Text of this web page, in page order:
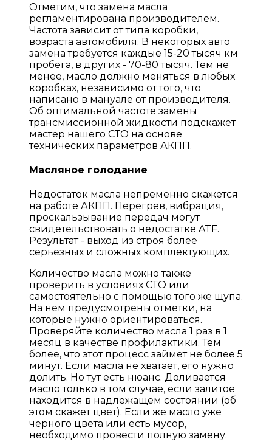
Отметим, что замена масла
регламентирована производителем.
Частота зависит от типа коробки,
возраста автомобиля. В некоторых авто
замена требуется каждые 15-20 тысяч км
пробега, в других - 70-80 тысяч. Тем не
менее, масло должно меняться в любых
коробках, независимо от того, что
написано в мануале от производителя.
Об оптимальной частоте замены
трансмиссионной жидкости подскажет
мастер нашего СТО на основе
технических параметров АКПП.
Масляное голодание
Недостаток масла непременно скажется
на работе АКПП. Перегрев, вибрация,
проскальзывание передач могут
свидетельствовать о недостатке ATF.
Результат - выход из строя более
серьезных и сложных комплектующих.
Количество масла можно также
проверить в условиях СТО или
самостоятельно с помощью того же щупа.
На нем предусмотрены отметки, на
которые нужно ориентироваться.
Проверяйте количество масла 1 раз в 1
месяц в качестве профилактики. Тем
более, что этот процесс займет не более 5
минут. Если масла не хватает, его нужно
долить. Но тут есть нюанс. Доливается
масло только в том случае, если залитое
находится в надлежащем состоянии (об
этом скажет цвет). Если же масло уже
черного цвета или есть мусор,
необходимо провести полную замену.